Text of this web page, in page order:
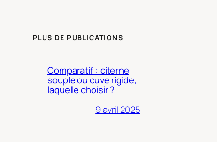
PLUS DE PUBLICATIONS
Comparatif : citerne
souple ou cuve rigide,
laquelle choisir ?
9 avril 2025